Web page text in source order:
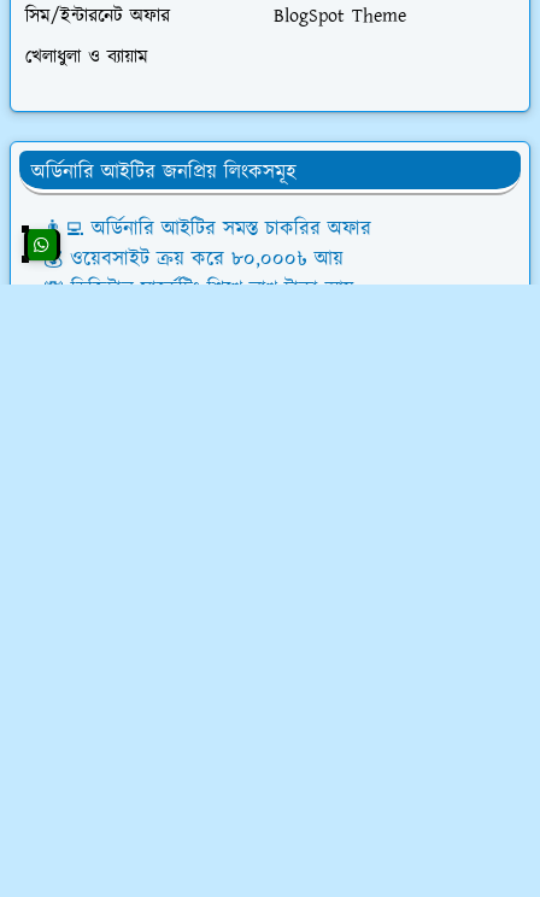
সিম/ইন্টারনেট অফার
BlogSpot Theme
খেলাধুলা ও ব্যায়াম
অর্ডিনারি আইটির জনপ্রিয় লিংকসমূহ
👨‍💻 অর্ডিনারি আইটির সমস্ত চাকরির অফার
💰 ওয়েবসাইট ক্রয় করে ৮০,০০০৳ আয়
💸 ডিজিটাল মার্কেটিং শিখে লাখ টাকা আয়